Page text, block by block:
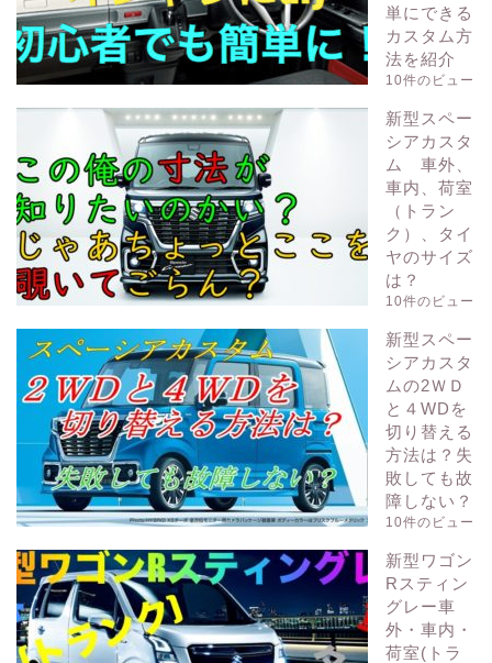
単にできる
カスタム方
法を紹介
10件のビュー
新型スペー
シアカスタ
ム 車外、
車内、荷室
（トラン
ク）、タイ
ヤのサイズ
は？
10件のビュー
新型スペー
シアカスタ
ムの2ＷＤ
と４WDを
切り替える
方法は？失
敗しても故
障しない？
10件のビュー
新型ワゴン
Rスティン
グレー車
外・車内・
荷室(トラ